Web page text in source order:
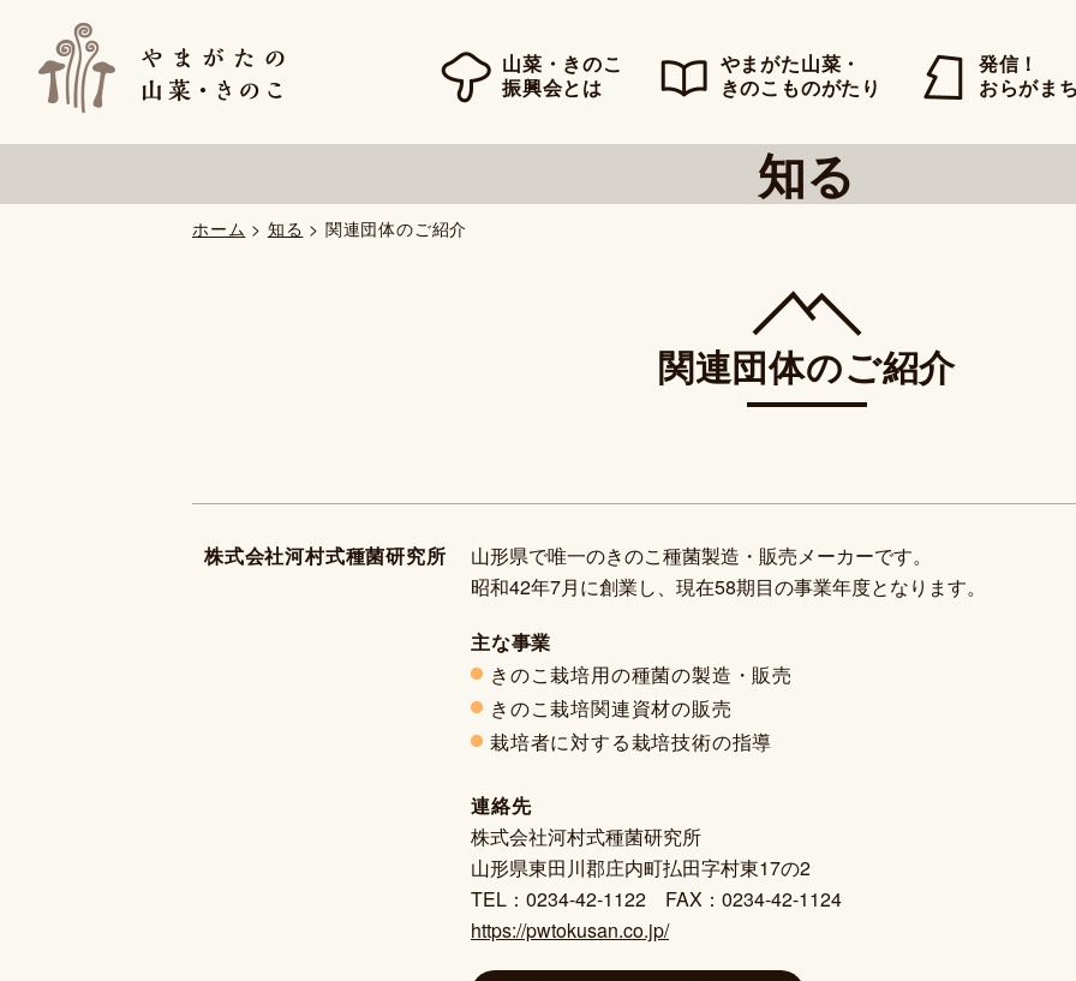
山菜・きのこ
振興会とは
やまがた山菜・
きのこものがたり
発信！
おらがま
知る
ホーム > 知る > 関連団体のご紹介
関連団体のご紹介
株式会社河村式種菌研究所
山形県で唯一のきのこ種菌製造・販売メーカーです。
昭和42年7月に創業し、現在58期目の事業年度となります。
主な事業
きのこ栽培用の種菌の製造・販売
きのこ栽培関連資材の販売
栽培者に対する栽培技術の指導
連絡先
株式会社河村式種菌研究所
山形県東田川郡庄内町払田字村東17の2
TEL：0234-42-1122 FAX：0234-42-1124
https://pwtokusan.co.jp/